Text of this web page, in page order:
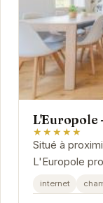
L'Europole
★★★★★
Situé à
L'Europole
et
idéal...
internet